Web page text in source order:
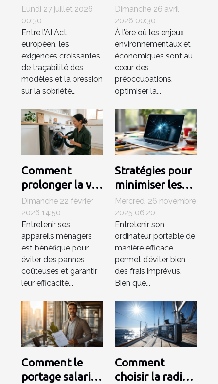
régulations,
comment le
matériel
influence-t-il la
compétitivité
en ia ?
Lundi 27 juillet 2026
00:30
Entre l’AI Act
européen, les
exigences croissantes
de traçabilité des
modèles et la pression
sur la sobriété...
consommation
énergétique
grâce à des
systèmes de
ventilation
avancés ?
Dimanche 26 avril
2026 00:30
À l’ère où les enjeux
environnementaux et
économiques sont au
cœur des
préoccupations,
optimiser la...
Comment
prolonger la vie
de vos appareils
ménagers ?
Dimanche 22 février
2026 14:50
Entretenir ses
appareils ménagers
est bénéfique pour
éviter des pannes
coûteuses et garantir
leur efficacité...
Stratégies pour
minimiser les
frais de
réparations
d'ordinateurs
portables
Mercredi 26 novembre
2025 06:20
Entretenir son
ordinateur portable de
manière efficace
permet d’éviter bien
des frais imprévus.
Bien que...
Comment le
portage salarial
Comment
choisir la radio